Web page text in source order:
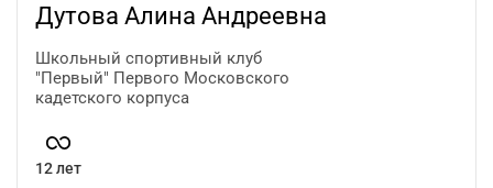
Дутова Алина Андреевна
Школьный спортивный клуб
"Первый" Первого Московского
кадетского корпуса
12 лет